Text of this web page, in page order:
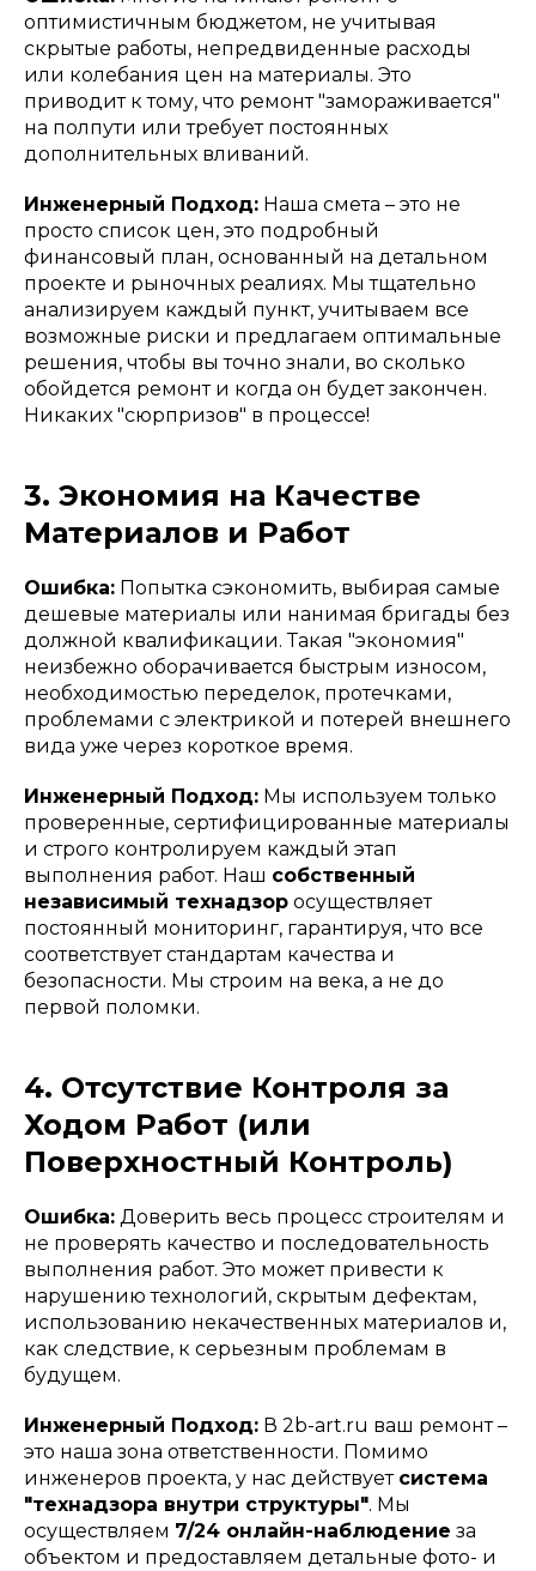
оптимистичным бюджетом, не учитывая
скрытые работы, непредвиденные расходы
или колебания цен на материалы. Это
приводит к тому, что ремонт "замораживается"
на полпути или требует постоянных
дополнительных вливаний.
Инженерный Подход: Наша смета – это не
просто список цен, это подробный
финансовый план, основанный на детальном
проекте и рыночных реалиях. Мы тщательно
анализируем каждый пункт, учитываем все
возможные риски и предлагаем оптимальные
решения, чтобы вы точно знали, во сколько
обойдется ремонт и когда он будет закончен.
Никаких "сюрпризов" в процессе!
3. Экономия на Качестве
Материалов и Работ
Ошибка: Попытка сэкономить, выбирая самые
дешевые материалы или нанимая бригады без
должной квалификации. Такая "экономия"
неизбежно оборачивается быстрым износом,
необходимостью переделок, протечками,
проблемами с электрикой и потерей внешнего
вида уже через короткое время.
Инженерный Подход: Мы используем только
проверенные, сертифицированные материалы
и строго контролируем каждый этап
выполнения работ. Наш собственный
независимый технадзор осуществляет
постоянный мониторинг, гарантируя, что все
соответствует стандартам качества и
безопасности. Мы строим на века, а не до
первой поломки.
4. Отсутствие Контроля за
Ходом Работ (или
Поверхностный Контроль)
Ошибка: Доверить весь процесс строителям и
не проверять качество и последовательность
выполнения работ. Это может привести к
нарушению технологий, скрытым дефектам,
использованию некачественных материалов и,
как следствие, к серьезным проблемам в
будущем.
Инженерный Подход: В 2b-art.ru ваш ремонт –
это наша зона ответственности. Помимо
инженеров проекта, у нас действует система
"технадзора внутри структуры". Мы
осуществляем 7/24 онлайн-наблюдение за
объектом и предоставляем детальные фото- и